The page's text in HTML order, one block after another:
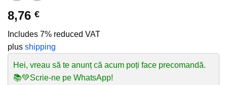
8,76 €
Includes 7% reduced VAT
plus shipping
Hei, vreau să te anunț că acum poți face precomandă.
📚💚Scrie-ne pe WhatsApp!